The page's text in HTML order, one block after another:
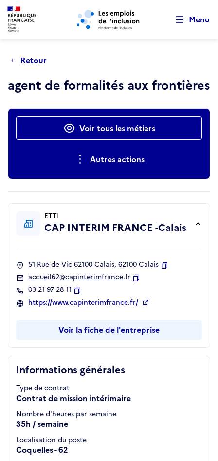
Aller au menu principal Aller au contenu principal
Menu
Retour
agent de formalités aux frontières
Actions rapidesVoir tous les métiers
Autres actions
Informations générales
Type de contrat
Contrat de mission intérimaire
Nombre d'heures par semaine
35h / semaine
Localisation du poste
Coquelles - 62
ETTI
CAP INTERIM FRANCE -Calais
51 Rue de Vic 62100 Calais, 62100 Calais
accueil62@capinterimfrance.fr
03 21 97 28 11
Copier
https://www.capinterimfrance.fr/
Voir la fiche de l'entreprise
Retour au début de la page
Panneau de gestion des cookies